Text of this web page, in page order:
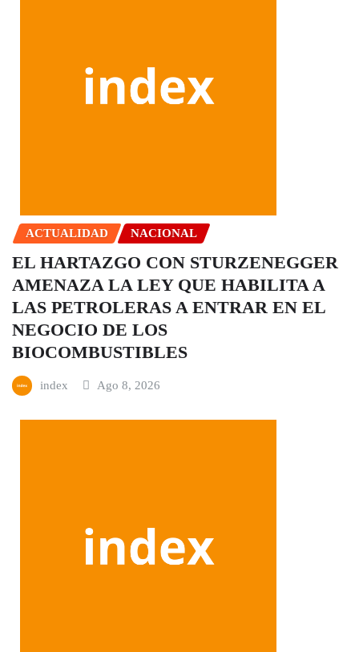
ACTUALIDAD NACIONAL
EL HARTAZGO CON STURZENEGGER
AMENAZA LA LEY QUE HABILITA A
LAS PETROLERAS A ENTRAR EN EL
NEGOCIO DE LOS
BIOCOMBUSTIBLES
index Ago 8, 2026